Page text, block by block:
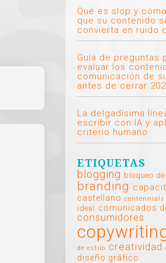
Qué es slop y
que su contenido
convierta en ruido
Guía de preguntas
evaluar los
comunicación de
antes de cerrar
La delgadísima
escribir con IA y
criterio humano
ETIQUETAS
blogging bloqueo
branding
castellano centennials
ideal
comunicados
consumidores
de estilo creatividad
diseño gráfico